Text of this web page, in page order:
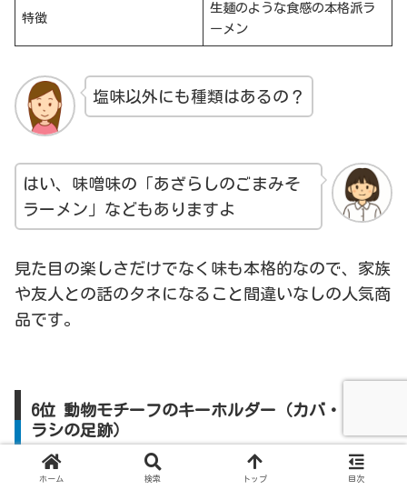
特徴
生麺のような食感の本格派ラ
ーメン
塩味以外にも種類はあるの？
はい、味噌味の「あざらしのごまみそ
ラーメン」などもありますよ
見た目の楽しさだけでなく味も本格的なので、家族
や友人との話のタネになること間違いなしの人気商
品です。
6位 動物モチーフのキーホルダー（カバ・アザ
ラシの足跡）
カバの大きな口やゴマフアザラシの足跡など、動物
ホーム 検索 トップ 目次